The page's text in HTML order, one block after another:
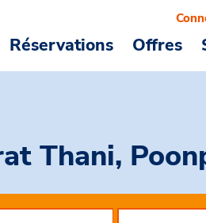
Réservations Offres
Thani,